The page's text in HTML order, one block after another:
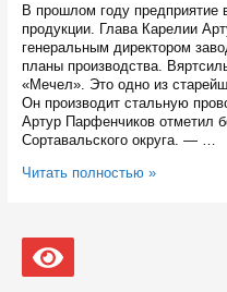
В прошлом году предприятие
продукции. Глава Карелии
генеральным директором
планы производства.
«Мечел». Это одно из
Он производит стальную
Артур Парфенчиков отметил
Сортавальского округа. — …
Вяртсильский
объемы
производства
стальной
Читать полностью »